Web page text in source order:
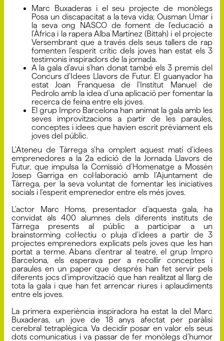
Marc Buxaderas i el seu projecte de monòlegs
Posa un discapacitat a la teva vida; Ousman Umar i
la seva ong NASCO de foment de l'educació a
l'Àfrica i la rapera Alba Martínez (Bittah) i el projecte
Versembrant que a través dels seus tallers de rap
fomenten l'esperit crític dels joves han estat els 3
testimonis inspiradors de la jornada.
A la gala d'avui s'han donat també els 3 premis del
Concurs d'Idees Llavors de Futur. El guanyador ha
estat Joan Franquesa de l'Institut Manuel de
Pedrolo amb la idea d'una aplicació per fomentar la
recerca de feina entre els joves.
El grup Impro Barcelona han animat la gala amb les
seves improvitzacions a partir de les paraules,
conceptes i idees que havien escrit prèviament els
joves del públic.
L'Ateneu de Tàrrega s'ha omplert aquest matí d'idees
emprenedores a la 2a edició de la Jornada Llavors de
Futur, que impulsa la Comissió d’Homenatge a Mossèn
Josep Garriga en col·laboració amb l’Ajuntament de
Tàrrega, per la seva voluntat de fomentar les iniciatives
socials i l'esperit emprenedor entre els més joves.
L'actor Marc Homs, presentador d'aquesta gala, ha
convidat als 400 alumnes dels diferents instituts de
Tàrrega presents al públic a participar a un
brainstorming col·lectiu o pluja d'idees a partir de 3
projectes emprenedors explicats pels joves que les han
portat a terme. Abans d'entrar al teatre, el grup Impro
Barcelona, els esperava per a recollir conceptes i
paraules en un paper que després han fet servir pels
diferents jocs d'improvització que han realitzat al llarg de
tota la gala i que han fet arrencar riures i aplaudiments
entre els joves.
La primera experiència inspiradora ha estat la del Marc
Buxaderas, un jove de 18 anys afectat per paràlisi
cerebral tetraplègica. Va decidir posar en valor els seus
dots comunicatius i va passar de fer monòlegs d'humor